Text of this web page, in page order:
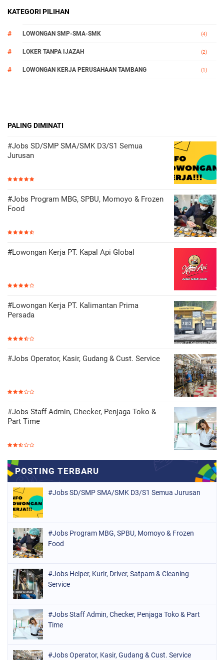
KATEGORI PILIHAN
LOWONGAN SMP-SMA-SMK (4)
LOKER TANPA IJAZAH (2)
LOWONGAN KERJA PERUSAHAAN TAMBANG (1)
PALING DIMINATI
#Jobs SD/SMP SMA/SMK D3/S1 Semua
Jurusan
#Jobs Program MBG, SPBU, Momoyo & Frozen
Food
#Lowongan Kerja PT. Kapal Api Global
#Lowongan Kerja PT. Kalimantan Prima
Persada
#Jobs Operator, Kasir, Gudang & Cust. Service
#Jobs Staff Admin, Checker, Penjaga Toko &
Part Time
#Jobs SD/SMP SMA/SMK D3/S1 Semua Jurusan
#Jobs Program MBG, SPBU, Momoyo & Frozen
Food
#Jobs Helper, Kurir, Driver, Satpam & Cleaning
Service
#Jobs Staff Admin, Checker, Penjaga Toko & Part
Time
#Jobs Operator, Kasir, Gudang & Cust. Service